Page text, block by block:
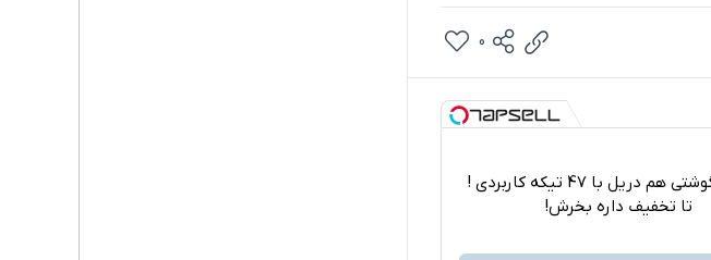
تلگرام
0
هم پیچ گوشتی هم دریل با 47 تیکه کاربردی !
تا تخفیف داره بخرش!